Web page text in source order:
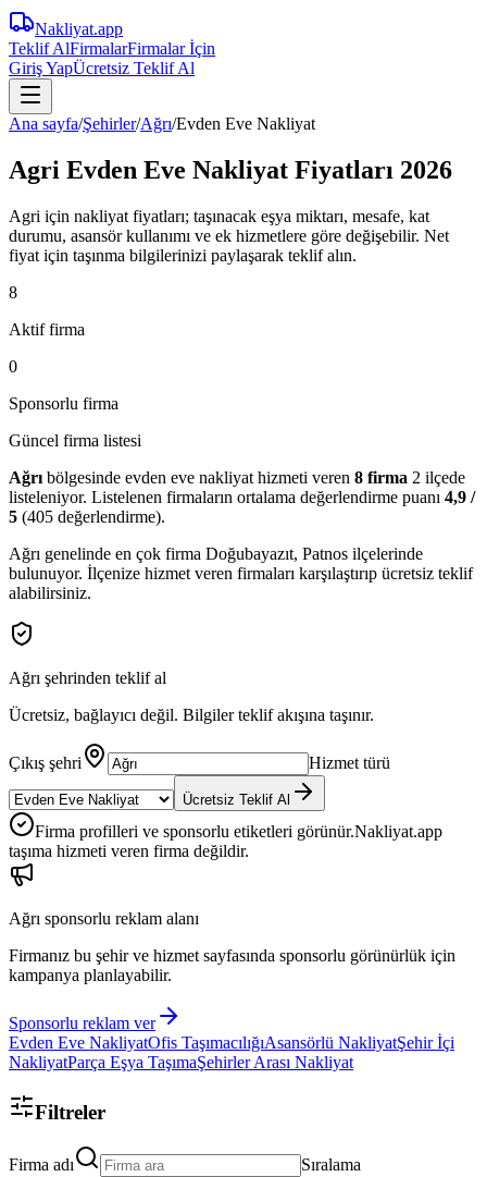
Nakliyat.app
Teklif AlFirmalarFirmalar İçin
Giriş YapÜcretsiz Teklif Al
Ana sayfa/Şehirler/Ağrı/Evden Eve Nakliyat
Agri Evden Eve Nakliyat Fiyatları 2026
Agri için nakliyat fiyatları; taşınacak eşya miktarı, mesafe, kat
durumu, asansör kullanımı ve ek hizmetlere göre değişebilir. Net
fiyat için taşınma bilgilerinizi paylaşarak teklif alın.
8
Aktif firma
0
Sponsorlu firma
Güncel firma listesi
Ağrı bölgesinde evden eve nakliyat hizmeti veren 8 firma 2 ilçede
listeleniyor. Listelenen firmaların ortalama değerlendirme puanı 4,9 /
5 (405 değerlendirme).
Ağrı genelinde en çok firma Doğubayazıt, Patnos ilçelerinde
bulunuyor. İlçenize hizmet veren firmaları karşılaştırıp ücretsiz teklif
alabilirsiniz.
Ağrı şehrinden teklif al
Ücretsiz, bağlayıcı değil. Bilgiler teklif akışına taşınır.
Çıkış şehri Hizmet türü
Ücretsiz Teklif Al
Firma profilleri ve sponsorlu etiketleri görünür.Nakliyat.app
taşıma hizmeti veren firma değildir.
Ağrı sponsorlu reklam alanı
Firmanız bu şehir ve hizmet sayfasında sponsorlu görünürlük için
kampanya planlayabilir.
Sponsorlu reklam ver
Evden Eve NakliyatOfis TaşımacılığıAsansörlü NakliyatŞehir İçi
NakliyatParça Eşya TaşımaŞehirler Arası Nakliyat
Filtreler
Firma adı Sıralama